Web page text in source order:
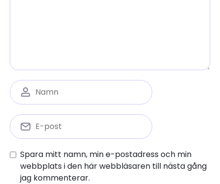
Spara mitt namn, min e-postadress och min
webbplats i den här webbläsaren till nästa gång
jag kommenterar.